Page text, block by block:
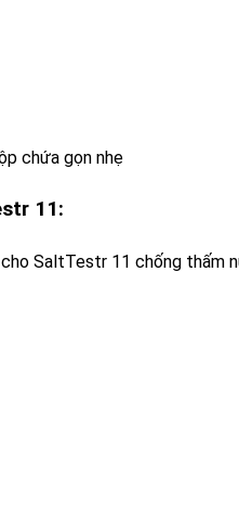
chứa gọn nhẹ
11:
SaltTestr 11 chống thấm